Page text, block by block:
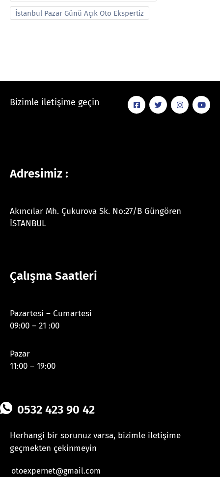
İstanbul Pazar Günü Açık Oto Ekspertiz
Bizimle iletişime geçin
Adresimiz :
Akıncılar Mh. Çukurova Sk. No:27/B Güngören
İSTANBUL
Çalışma Saatleri
Pazartesi – Cumartesi
09:00 – 21 :00
Pazar
11:00 – 19:00
0532 423 90 42
Herhangi bir sorunuz varsa, bizimle iletişime
geçmekten çekinmeyin
otoexpernet@gmail.com